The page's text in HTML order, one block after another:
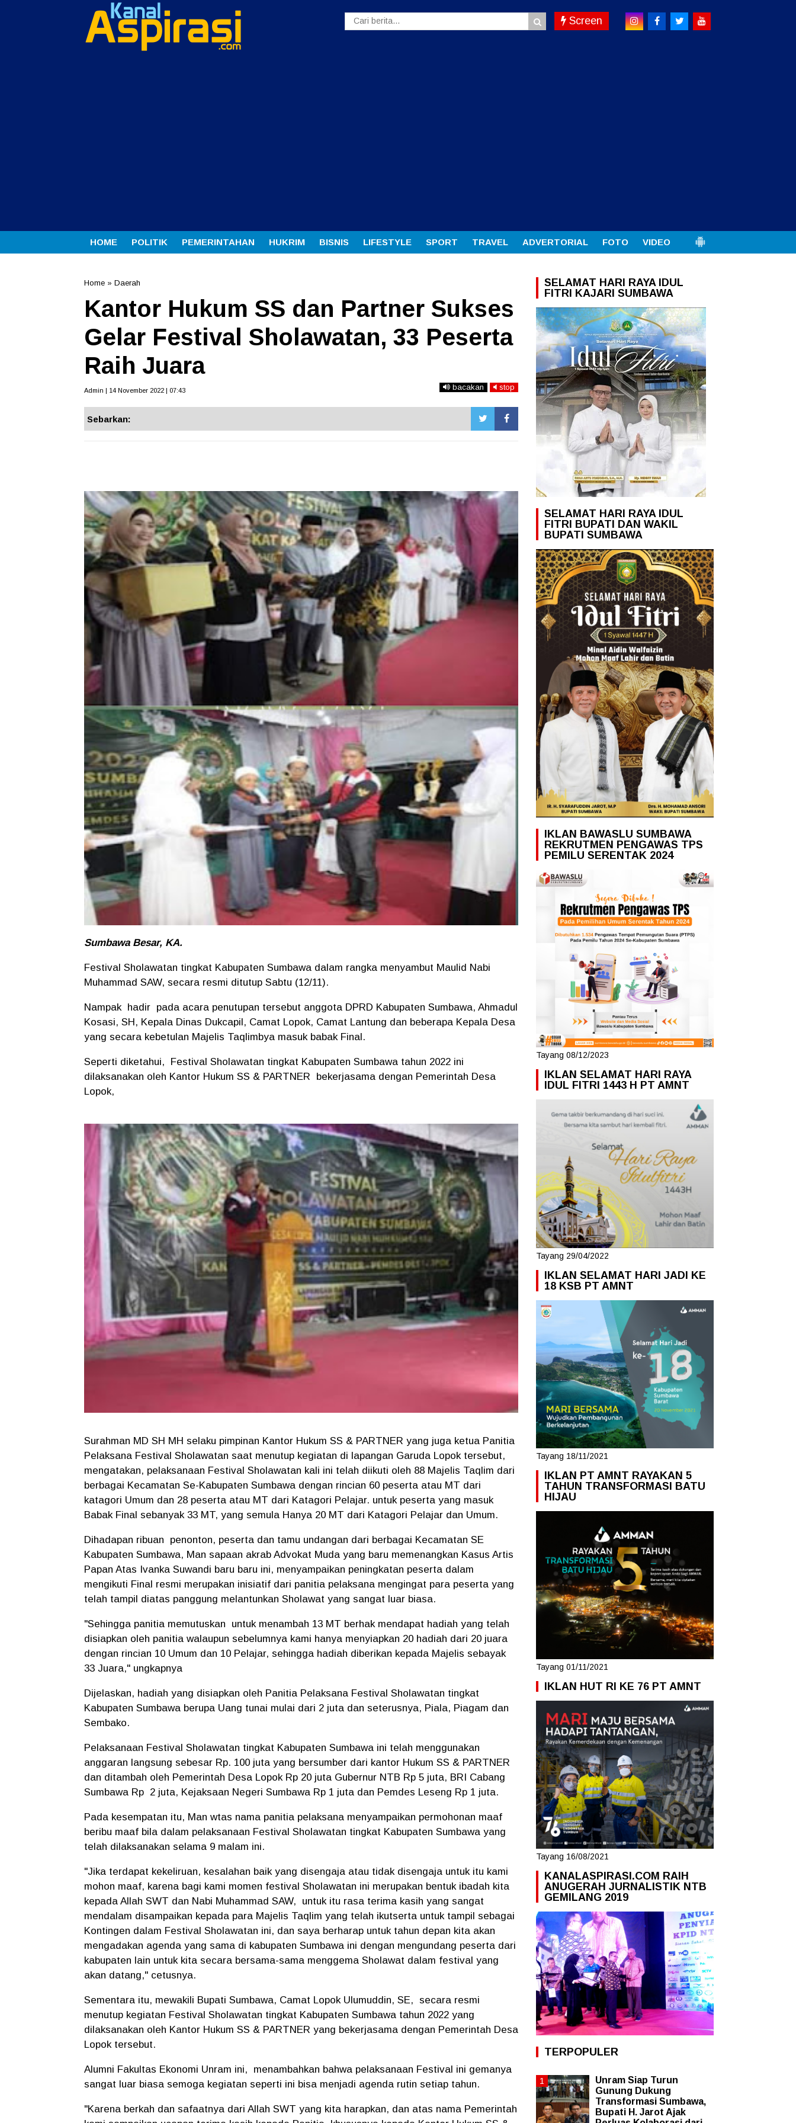
Screen
HOME POLITIK PEMERINTAHAN HUKRIM BISNIS LIFESTYLE SPORT TRAVEL ADVERTORIAL FOTO VIDEO
Home » Daerah
Kantor Hukum SS dan Partner Sukses
Gelar Festival Sholawatan, 33 Peserta
Raih Juara
Admin | 14 November 2022 | 07:43 bacakan stop
Sebarkan:
Sumbawa Besar, KA.
Festival Sholawatan tingkat Kabupaten Sumbawa dalam rangka menyambut Maulid Nabi
Muhammad SAW, secara resmi ditutup Sabtu (12/11).
Nampak hadir pada acara penutupan tersebut anggota DPRD Kabupaten Sumbawa, Ahmadul
Kosasi, SH, Kepala Dinas Dukcapil, Camat Lopok, Camat Lantung dan beberapa Kepala Desa
yang secara kebetulan Majelis Taqlimbya masuk babak Final.
Seperti diketahui, Festival Sholawatan tingkat Kabupaten Sumbawa tahun 2022 ini
dilaksanakan oleh Kantor Hukum SS & PARTNER bekerjasama dengan Pemerintah Desa
Lopok,
Surahman MD SH MH selaku pimpinan Kantor Hukum SS & PARTNER yang juga ketua Panitia
Pelaksana Festival Sholawatan saat menutup kegiatan di lapangan Garuda Lopok tersebut,
mengatakan, pelaksanaan Festival Sholawatan kali ini telah diikuti oleh 88 Majelis Taqlim dari
berbagai Kecamatan Se-Kabupaten Sumbawa dengan rincian 60 peserta atau MT dari
katagori Umum dan 28 peserta atau MT dari Katagori Pelajar. untuk peserta yang masuk
Babak Final sebanyak 33 MT, yang semula Hanya 20 MT dari Katagori Pelajar dan Umum.
Dihadapan ribuan penonton, peserta dan tamu undangan dari berbagai Kecamatan SE
Kabupaten Sumbawa, Man sapaan akrab Advokat Muda yang baru memenangkan Kasus Artis
Papan Atas Ivanka Suwandi baru baru ini, menyampaikan peningkatan peserta dalam
mengikuti Final resmi merupakan inisiatif dari panitia pelaksana mengingat para peserta yang
telah tampil diatas panggung melantunkan Sholawat yang sangat luar biasa.
"Sehingga panitia memutuskan untuk menambah 13 MT berhak mendapat hadiah yang telah
disiapkan oleh panitia walaupun sebelumnya kami hanya menyiapkan 20 hadiah dari 20 juara
dengan rincian 10 Umum dan 10 Pelajar, sehingga hadiah diberikan kepada Majelis sebayak
33 Juara," ungkapnya
Dijelaskan, hadiah yang disiapkan oleh Panitia Pelaksana Festival Sholawatan tingkat
Kabupaten Sumbawa berupa Uang tunai mulai dari 2 juta dan seterusnya, Piala, Piagam dan
Sembako.
Pelaksanaan Festival Sholawatan tingkat Kabupaten Sumbawa ini telah menggunakan
anggaran langsung sebesar Rp. 100 juta yang bersumber dari kantor Hukum SS & PARTNER
dan ditambah oleh Pemerintah Desa Lopok Rp 20 juta Gubernur NTB Rp 5 juta, BRI Cabang
Sumbawa Rp 2 juta, Kejaksaan Negeri Sumbawa Rp 1 juta dan Pemdes Leseng Rp 1 juta.
Pada kesempatan itu, Man wtas nama panitia pelaksana menyampaikan permohonan maaf
beribu maaf bila dalam pelaksanaan Festival Sholawatan tingkat Kabupaten Sumbawa yang
telah dilaksanakan selama 9 malam ini.
"Jika terdapat kekeliruan, kesalahan baik yang disengaja atau tidak disengaja untuk itu kami
mohon maaf, karena bagi kami momen festival Sholawatan ini merupakan bentuk ibadah kita
kepada Allah SWT dan Nabi Muhammad SAW, untuk itu rasa terima kasih yang sangat
mendalam disampaikan kepada para Majelis Taqlim yang telah ikutserta untuk tampil sebagai
Kontingen dalam Festival Sholawatan ini, dan saya berharap untuk tahun depan kita akan
mengadakan agenda yang sama di kabupaten Sumbawa ini dengan mengundang peserta dari
kabupaten lain untuk kita secara bersama-sama menggema Sholawat dalam festival yang
akan datang," cetusnya.
Sementara itu, mewakili Bupati Sumbawa, Camat Lopok Ulumuddin, SE, secara resmi
menutup kegiatan Festival Sholawatan tingkat Kabupaten Sumbawa tahun 2022 yang
dilaksanakan oleh Kantor Hukum SS & PARTNER yang bekerjasama dengan Pemerintah Desa
Lopok tersebut.
Alumni Fakultas Ekonomi Unram ini, menambahkan bahwa pelaksanaan Festival ini gemanya
sangat luar biasa semoga kegiatan seperti ini bisa menjadi agenda rutin setiap tahun.
"Karena berkah dan safaatnya dari Allah SWT yang kita harapkan, dan atas nama Pemerintah
SELAMAT HARI RAYA IDUL
FITRI KAJARI SUMBAWA
SELAMAT HARI RAYA IDUL
FITRI BUPATI DAN WAKIL
BUPATI SUMBAWA
IKLAN BAWASLU SUMBAWA
REKRUTMEN PENGAWAS TPS
PEMILU SERENTAK 2024
Tayang 08/12/2023
IKLAN SELAMAT HARI RAYA
IDUL FITRI 1443 H PT AMNT
Tayang 29/04/2022
IKLAN SELAMAT HARI JADI KE
18 KSB PT AMNT
Tayang 18/11/2021
IKLAN PT AMNT RAYAKAN 5
TAHUN TRANSFORMASI BATU
HIJAU
Tayang 01/11/2021
IKLAN HUT RI KE 76 PT AMNT
Tayang 16/08/2021
KANALASPIRASI.COM RAIH
ANUGERAH JURNALISTIK NTB
GEMILANG 2019
TERPOPULER
Unram Siap Turun
Gunung Dukung
Transformasi Sumbawa,
Bupati H. Jarot Ajak